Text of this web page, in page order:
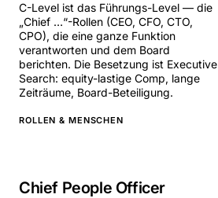
C-Level ist das Führungs-Level — die
„Chief …“-Rollen (CEO, CFO, CTO,
CPO), die eine ganze Funktion
verantworten und dem Board
berichten. Die Besetzung ist Executive
Search: equity-lastige Comp, lange
Zeiträume, Board-Beteiligung.
ROLLEN & MENSCHEN
Chief People Officer